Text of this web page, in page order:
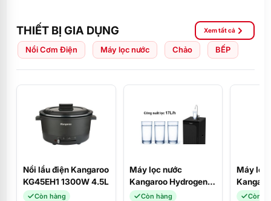
THIẾT BỊ GIA DỤNG Xem tất cả
Nồi Cơm Điện Máy lọc nước Chảo BẾP
Nồi lẩu điện Kangaroo
KG45EH1 1300W 4.5L
Còn hàng
Máy lọc nước
Kangaroo Hydrogen
KG100CP
Còn hàng
Máy lọc
Infinity
Còn